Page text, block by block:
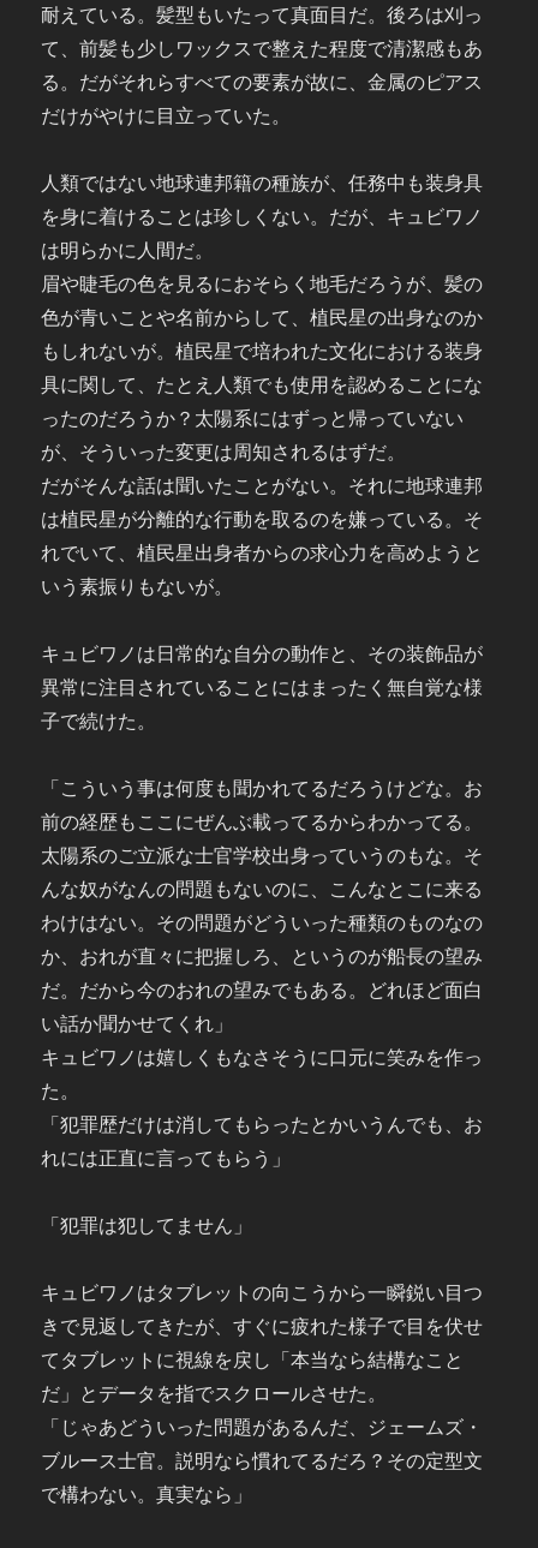
耐えている。髪型もいたって真面目だ。後ろは刈っ
て、前髪も少しワックスで整えた程度で清潔感もあ
る。だがそれらすべての要素が故に、金属のピアス
だけがやけに目立っていた。
人類ではない地球連邦籍の種族が、任務中も装身具
を身に着けることは珍しくない。だが、キュビワノ
は明らかに人間だ。
眉や睫毛の色を見るにおそらく地毛だろうが、髪の
色が青いことや名前からして、植民星の出身なのか
もしれないが。植民星で培われた文化における装身
具に関して、たとえ人類でも使用を認めることにな
ったのだろうか？太陽系にはずっと帰っていない
が、そういった変更は周知されるはずだ。
だがそんな話は聞いたことがない。それに地球連邦
は植民星が分離的な行動を取るのを嫌っている。そ
れでいて、植民星出身者からの求心力を高めようと
いう素振りもないが。
キュビワノは日常的な自分の動作と、その装飾品が
異常に注目されていることにはまったく無自覚な様
子で続けた。
「こういう事は何度も聞かれてるだろうけどな。お
前の経歴もここにぜんぶ載ってるからわかってる。
太陽系のご立派な士官学校出身っていうのもな。そ
んな奴がなんの問題もないのに、こんなとこに来る
わけはない。その問題がどういった種類のものなの
か、おれが直々に把握しろ、というのが船長の望み
だ。だから今のおれの望みでもある。どれほど面白
い話か聞かせてくれ」
キュビワノは嬉しくもなさそうに口元に笑みを作っ
た。
「犯罪歴だけは消してもらったとかいうんでも、お
れには正直に言ってもらう」
「犯罪は犯してません」
キュビワノはタブレットの向こうから一瞬鋭い目つ
きで見返してきたが、すぐに疲れた様子で目を伏せ
てタブレットに視線を戻し「本当なら結構なこと
だ」とデータを指でスクロールさせた。
「じゃあどういった問題があるんだ、ジェームズ・
ブルース士官。説明なら慣れてるだろ？その定型文
で構わない。真実なら」